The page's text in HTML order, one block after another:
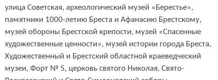
улица Советская, археологический музей «Берестье»,
памятники 1000-летию Бреста и Афанасию Брестскому,
музей обороны Брестской крепости, музей «Спасенные
художественные ценности», музей истории города Бреста,
Художественный и Брестский областной краеведческий
музеи, Форт № 5, церковь святого Николая, Свято-